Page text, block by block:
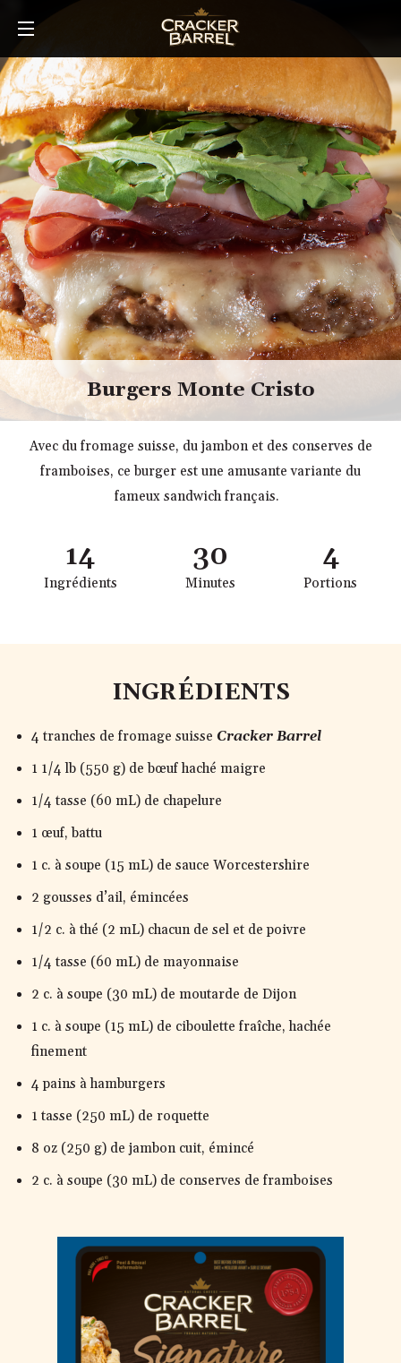
main
Burgers Monte Cristo
Avec du fromage suisse, du jambon et des conserves de
framboises, ce burger est une amusante variante du
fameux sandwich français.
14
Ingrédients
30
Minutes
4
Portions
INGRÉDIENTS
4 tranches de fromage suisse Cracker Barrel
1 1/4 lb (550 g) de bœuf haché maigre
1/4 tasse (60 mL) de chapelure
1 œuf, battu
1 c. à soupe (15 mL) de sauce Worcestershire
2 gousses d’ail, émincées
1/2 c. à thé (2 mL) chacun de sel et de poivre
1/4 tasse (60 mL) de mayonnaise
2 c. à soupe (30 mL) de moutarde de Dijon
1 c. à soupe (15 mL) de ciboulette fraîche, hachée
finement
4 pains à hamburgers
1 tasse (250 mL) de roquette
8 oz (250 g) de jambon cuit, émincé
2 c. à soupe (30 mL) de conserves de framboises